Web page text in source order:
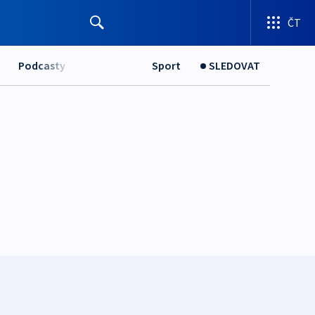
ČT
Podcasty Sport SLEDOVAT